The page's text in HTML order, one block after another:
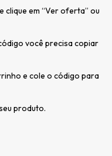
clique em “Ver oferta” ou
você precisa copiar
e cole o código para
produto.